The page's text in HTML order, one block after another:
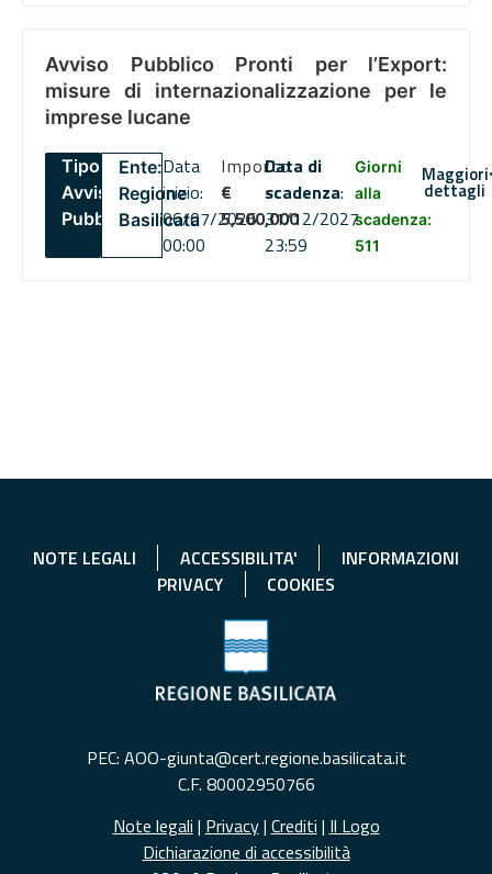
Avviso Pubblico Pronti per l’Export:
misure di internazionalizzazione per le
imprese lucane
Tipo:
Avviso
Pubblico
Ente:
Regione
Basilicata
Data
inizio:
06/07/2026
00:00
Importo
€
5,500,000
Data di
scadenza:
31/12/2027
23:59
Giorni
alla
scadenza:
511
Maggiori
dettagli
NOTE LEGALI ACCESSIBILITA'
INFORMAZIONI
PRIVACY
COOKIES
PEC: AOO-giunta@cert.regione.basilicata.it
C.F. 80002950766
Note legali | Privacy| Crediti | Il Logo
Dichiarazione di accessibilità